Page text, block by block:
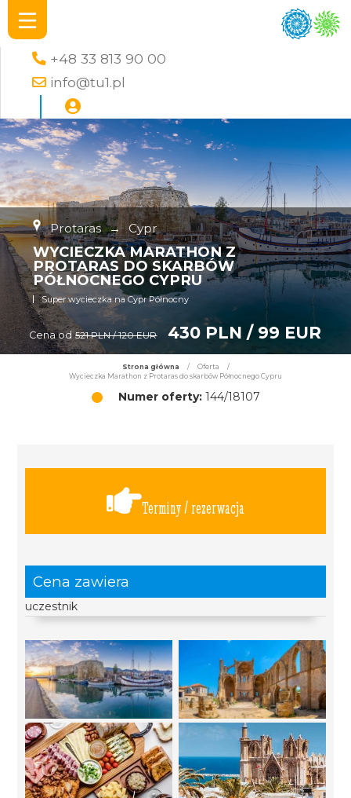
+48 33 813 90 00
info@tu1.pl
Protaras → Cypr
WYCIECZKA MARATHON Z
PROTARAS DO SKARBÓW
PÓŁNOCNEGO CYPRU
Super wycieczka na Cypr Północny
Cena od 521 PLN / 120 EUR 430 PLN / 99 EUR
Strona główna / Oferta
/
Wycieczka Marathon z Protaras do skarbów Północnego Cypru
Numer oferty:144/18107
Terminy / rezerwacja
Cena zawiera
uczestnik